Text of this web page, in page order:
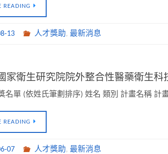
READING
13 人才獎助, 最新消息
家衛生研究院院外整合性醫藥衛生
名單 (依姓氏筆劃排序) 姓名 類別 計畫名稱 計
READING
07 人才獎助, 最新消息